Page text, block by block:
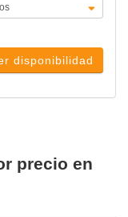
disponibilidad
precio en